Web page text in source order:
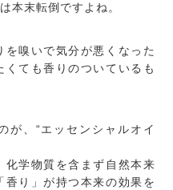
本末転倒ですよね。
嗅いで気分が悪くなった
くても香りのついているも
が、“エッセンシャルオイ
化学物質を含まず自然本来
り」が持つ本来の効果を